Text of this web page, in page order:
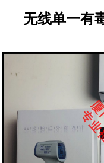
无线单一有